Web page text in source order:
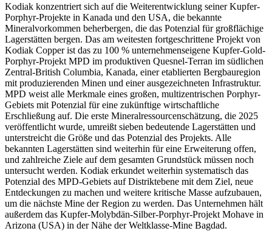
Kodiak konzentriert sich auf die Weiterentwicklung seiner Kupfer-
Porphyr-Projekte in Kanada und den USA, die bekannte
Mineralvorkommen beherbergen, die das Potenzial für großflächige
Lagerstätten bergen. Das am weitesten fortgeschrittene Projekt von
Kodiak Copper ist das zu 100 % unternehmenseigene Kupfer-Gold-
Porphyr-Projekt MPD im produktiven Quesnel-Terran im südlichen
Zentral-British Columbia, Kanada, einer etablierten Bergbauregion
mit produzierenden Minen und einer ausgezeichneten Infrastruktur.
MPD weist alle Merkmale eines großen, multizentrischen Porphyr-
Gebiets mit Potenzial für eine zukünftige wirtschaftliche
Erschließung auf. Die erste Mineralressourcenschätzung, die 2025
veröffentlicht wurde, umreißt sieben bedeutende Lagerstätten und
unterstreicht die Größe und das Potenzial des Projekts. Alle
bekannten Lagerstätten sind weiterhin für eine Erweiterung offen,
und zahlreiche Ziele auf dem gesamten Grundstück müssen noch
untersucht werden. Kodiak erkundet weiterhin systematisch das
Potenzial des MPD-Gebiets auf Distriktebene mit dem Ziel, neue
Entdeckungen zu machen und weitere kritische Masse aufzubauen,
um die nächste Mine der Region zu werden. Das Unternehmen hält
außerdem das Kupfer-Molybdän-Silber-Porphyr-Projekt Mohave in
Arizona (USA) in der Nähe der Weltklasse-Mine Bagdad.